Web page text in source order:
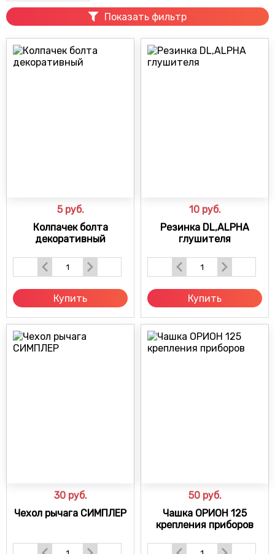
Показать фильтр
5 руб.
Колпачек болта
декоративный
Купить
10 руб.
Резинка DL,ALPHA
глушителя
Купить
30 руб.
Чехол рычага СИМПЛЕР
50 руб.
Чашка ОРИОН 125
крепления приборов